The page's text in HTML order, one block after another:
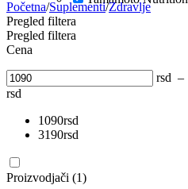
Početna/Suplementi/Zdravlje
Pregled filtera
Pregled filtera
Cena
rsd –
rsd
1090rsd
3190rsd
Proizvodjači (1)